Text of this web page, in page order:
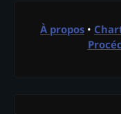
À propos •